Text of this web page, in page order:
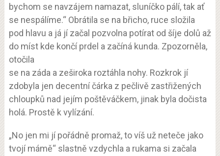
bychom se navzájem namazat, sluníčko pálí, tak ať
se nespálíme.“ Obrátila se na břicho, ruce složila
pod hlavu a já jí začal pozvolna potírat od šíje dolů až
do míst kde končí prdel a začíná kunda. Zpozorněla,
otočila
se na záda a zeširoka roztáhla nohy. Rozkrok jí
zdobyla jen decentní čárka z pečlivě zastřižených
chloupků nad jejím poštěváčkem, jinak byla dočista
holá. Prostě k vylízání.
„No jen mi jí pořádně promaž, to víš už neteče jako
tvojí mámě“ slastně vzdychla a rukama si začala